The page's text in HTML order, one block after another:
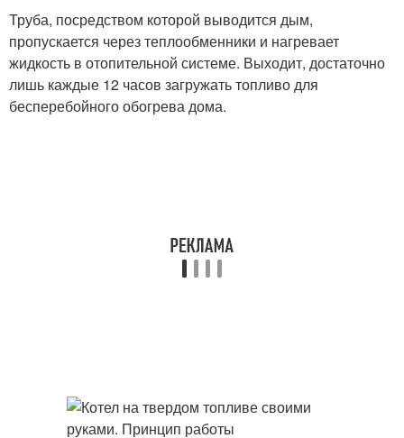
Труба, посредством которой выводится дым,
пропускается через теплообменники и нагревает
жидкость в отопительной системе. Выходит, достаточно
лишь каждые 12 часов загружать топливо для
бесперебойного обогрева дома.